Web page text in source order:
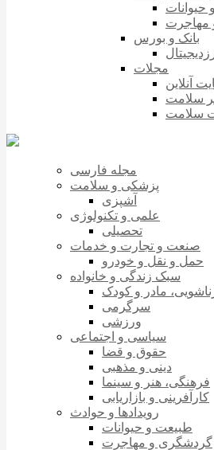
حیوانات
مهاجرت
بانک و بورس
مجلات
آنلاین
سلامت
سلامت
مجله فارسی
پزشکی و سلامت
آشپزی
علمی و تکنولوژی
تحصیلی
صنعت و تجارت و خدمات
حمل و نقل و خودرو
سبک زندگی و خانواده
مادر و کودک
سرگرمی
ورزشی
سیاسی و اجتماعی
حقوق و قضا
دینی و مذهبی
فرهنگی، هنر و سینما
کارآفرینی و بازاریابی
رویدادها و حوادث
طبیعت و حیوانات
گردشگری و مهاجرت